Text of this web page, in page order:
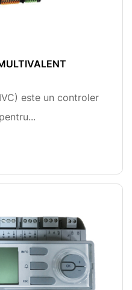
este un controler